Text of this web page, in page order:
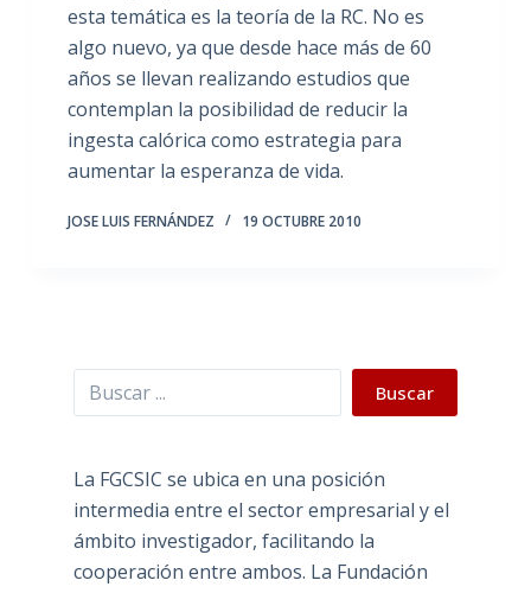
esta temática es la teoría de la RC. No es
algo nuevo, ya que desde hace más de 60
años se llevan realizando estudios que
contemplan la posibilidad de reducir la
ingesta calórica como estrategia para
aumentar la esperanza de vida.
JOSE LUIS FERNÁNDEZ 19 OCTUBRE 2010
Buscar Buscar
La FGCSIC se ubica en una posición
intermedia entre el sector empresarial y el
ámbito investigador, facilitando la
cooperación entre ambos. La Fundación